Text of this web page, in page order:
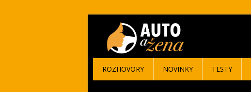
ROZHOVORY NOVINKY TESTY